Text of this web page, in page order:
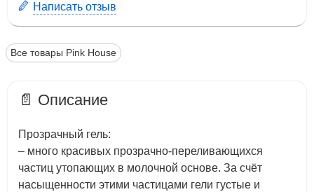
Написать отзыв
Все товары Pink House
📄 Описание
Прозрачный гель:
– много красивых прозрачно-переливающихся
частиц утопающих в молочной основе. За счёт
насыщенности этими частицами гели густые и